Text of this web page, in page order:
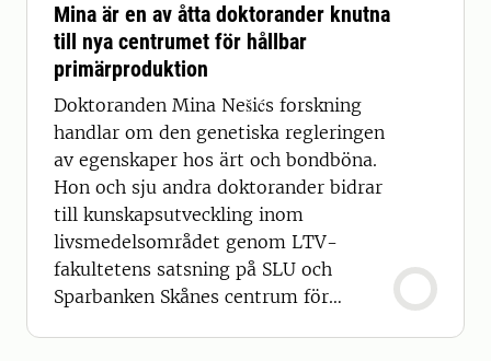
Mina är en av åtta doktorander knutna
till nya centrumet för hållbar
primärproduktion
Doktoranden Mina Nešićs forskning
handlar om den genetiska regleringen
av egenskaper hos ärt och bondböna.
Hon och sju andra doktorander bidrar
till kunskapsutveckling inom
livsmedelsområdet genom LTV-
fakultetens satsning på SLU och
Sparbanken Skånes centrum för